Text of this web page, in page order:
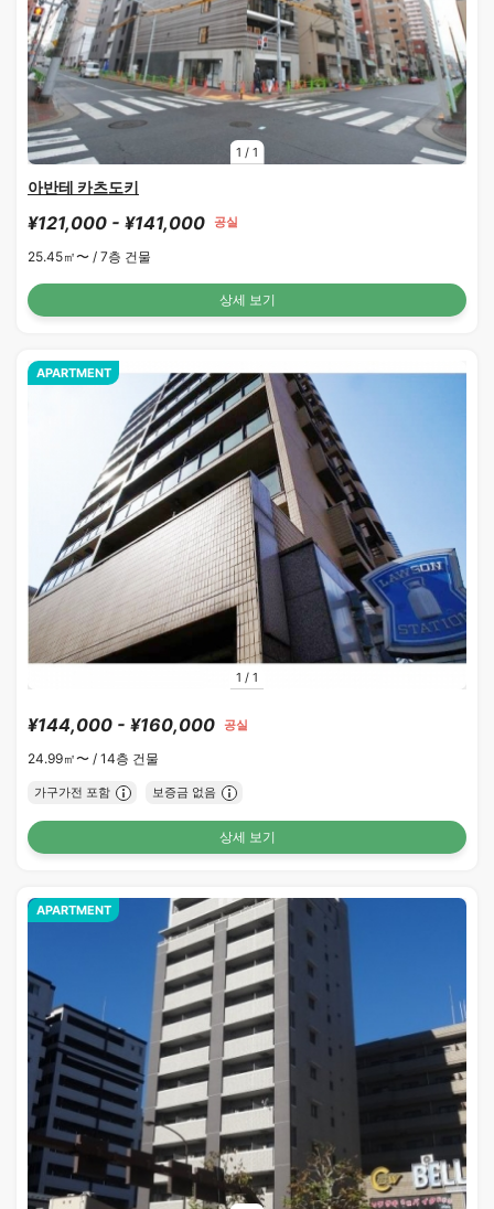
1 / 1
아반테 카츠도키
¥121,000 - ¥141,000 공실
25.45㎡〜 / 7층 건물
상세 보기
1 / 1
APARTMENT
¥144,000 - ¥160,000 공실
24.99㎡〜 / 14층 건물
가구가전 포함 보증금 없음
상세 보기
APARTMENT